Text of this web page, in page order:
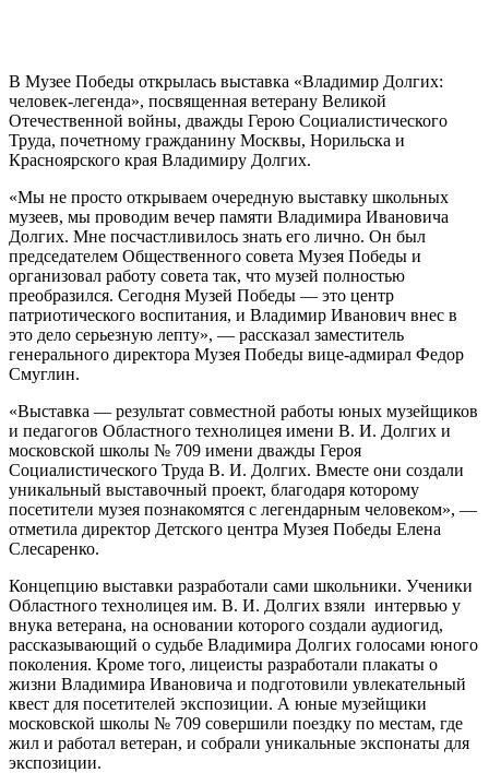
В Музее Победы открылась выставка «Владимир Долгих:
человек-легенда», посвященная ветерану Великой
Отечественной войны, дважды Герою Социалистического
Труда, почетному гражданину Москвы, Норильска и
Красноярского края Владимиру Долгих.
«Мы не просто открываем очередную выставку школьных
музеев, мы проводим вечер памяти Владимира Ивановича
Долгих. Мне посчастливилось знать его лично. Он был
председателем Общественного совета Музея Победы и
организовал работу совета так, что музей полностью
преобразился. Сегодня Музей Победы — это центр
патриотического воспитания, и Владимир Иванович внес в
это дело серьезную лепту», — рассказал заместитель
генерального директора Музея Победы вице-адмирал Федор
Смуглин.
«Выставка — результат совместной работы юных музейщиков
и педагогов Областного технолицея имени В. И. Долгих и
московской школы № 709 имени дважды Героя
Социалистического Труда В. И. Долгих. Вместе они создали
уникальный выставочный проект, благодаря которому
посетители музея познакомятся с легендарным человеком», —
отметила директор Детского центра Музея Победы Елена
Слесаренко.
Концепцию выставки разработали сами школьники. Ученики
Областного технолицея им. В. И. Долгих взяли интервью у
внука ветерана, на основании которого создали аудиогид,
рассказывающий о судьбе Владимира Долгих голосами юного
поколения. Кроме того, лицеисты разработали плакаты о
жизни Владимира Ивановича и подготовили увлекательный
квест для посетителей экспозиции. А юные музейщики
московской школы № 709 совершили поездку по местам, где
жил и работал ветеран, и собрали уникальные экспонаты для
экспозиции.